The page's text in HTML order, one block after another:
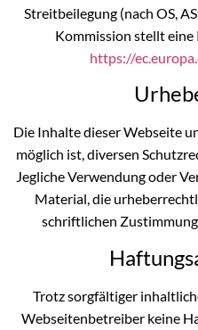
Streitbeilegung (nach OS,
Kommission stellt
https://
Die Inhalte dieser Webseite
möglich ist, diversen
Jegliche Verwendung oder
Material, die
schriftlichen
Trotz sorgfältiger
Webseitenbetreiber keine